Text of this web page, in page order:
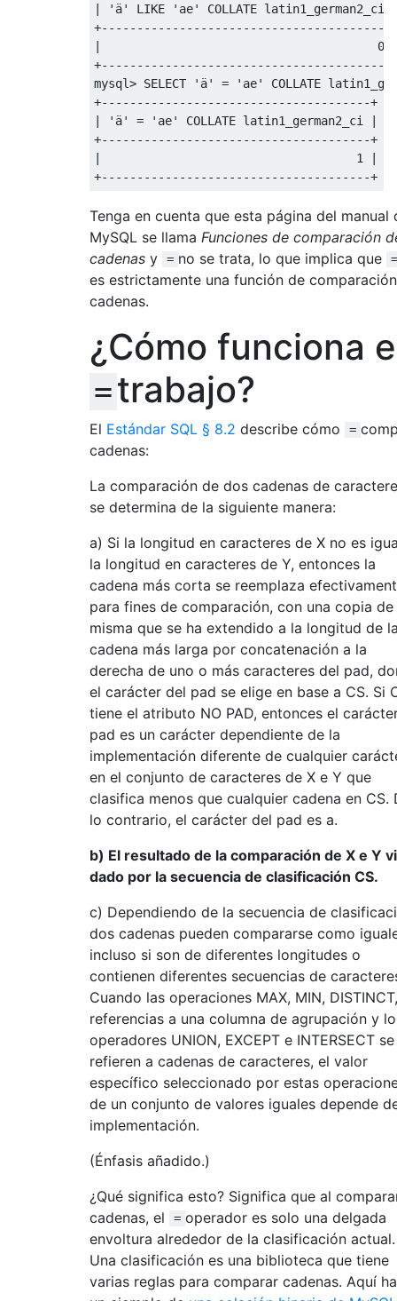
|
'ä' LIKE 'ae' COLLATE latin1_german2_ci
+-----------------------------------------
|
0
+-----------------------------------------
mysql> SELECT 'ä' = 'ae' COLLATE
+--------------------------------------+
|
'ä' = 'ae' COLLATE latin1_german2_ci
|
+--------------------------------------+
|
1
|
+--------------------------------------+
Tenga en cuenta que esta página del manual
MySQL se llama Funciones de comparación
cadenas y = no se trata, lo que implica que =
es estrictamente una función de
cadenas.
¿Cómo funciona
=trabajo?
El Estándar SQL § 8.2 describe cómo =
cadenas:
La comparación de dos cadenas de
se determina de la siguiente manera:
a) Si la longitud en caracteres de X no es
la longitud en caracteres de Y, entonces la
cadena más corta se reemplaza
para fines de comparación, con una copia de
misma que se ha extendido a la longitud de
cadena más larga por concatenación a la
derecha de uno o más caracteres del pad,
el carácter del pad se elige en base a CS. Si
tiene el atributo NO PAD, entonces el
pad es un carácter dependiente de la
implementación diferente de cualquier
en el conjunto de caracteres de X e Y que
clasifica menos que cualquier cadena en CS.
lo contrario, el carácter del pad es a.
b) El resultado de la comparación de X e Y
dado por la secuencia de clasificación CS.
c) Dependiendo de la secuencia de
dos cadenas pueden compararse como
incluso si son de diferentes longitudes o
contienen diferentes secuencias de
Cuando las operaciones MAX, MIN,
referencias a una columna de agrupación y
operadores UNION, EXCEPT e INTERSECT se
refieren a cadenas de caracteres, el valor
específico seleccionado por estas
de un conjunto de valores iguales depende
implementación.
(Énfasis añadido.)
¿Qué significa esto? Significa que al
cadenas, el
= operador es solo una delgada
envoltura alrededor de la clasificación actual.
Una clasificación es una biblioteca que tiene
varias reglas para comparar cadenas. Aquí